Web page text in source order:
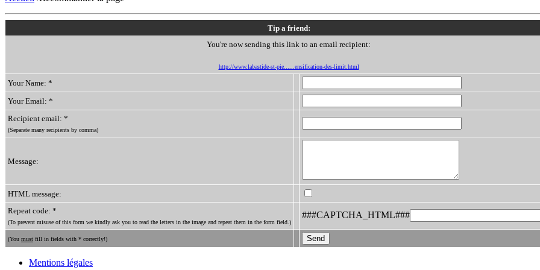
Tip a friend:
You're now sending this link to an email recipient:
http://www.labastide-st-pie......ensification-des-limit.html
Your Name: *
Your Email: *
Recipient email: *
(Separate many recipients by comma)
Message:
HTML message:
Repeat code: *
(To prevent misuse of this form we kindly ask you to read the letters in the image and repeat them in the form field.)
###CAPTCHA_HTML###
(You must fill in fields with * correctly!)
Mentions légales